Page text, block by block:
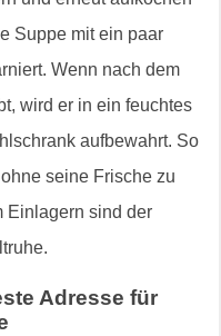
Suppe mit ein paar
Wenn nach dem
wird er in ein feuchtes
aufbewahrt. So
seine Frische zu
Einlagern sind der
Adresse für